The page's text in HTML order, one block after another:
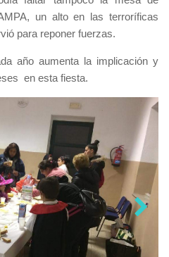
un alto en las terroríficas
para reponer fuerzas.
año aumenta la implicación y
en esta fiesta.